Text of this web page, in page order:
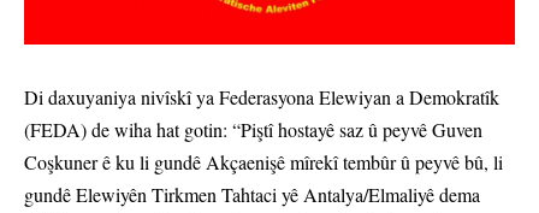
Di daxuyaniya nivîskî ya Federasyona Elewiyan a Demokratîk
(FEDA) de wiha hat gotin: “Piştî hostayê saz û peyvê Guven
Coşkuner ê ku li gundê Akçaenişê mîrekî tembûr û peyvê bû, li
gundê Elewiyên Tirkmen Tahtaci yê Antalya/Elmaliyê dema